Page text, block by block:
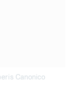
Canonico